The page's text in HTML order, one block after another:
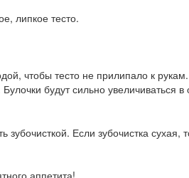
липкое тесто.
чтобы тесто не прилипало к
будут сильно увеличиваться
зубочисткой. Если зубочистка
аппетита!